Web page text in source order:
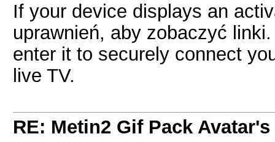
If your device displays an
uprawnień, aby zobaczyć
enter it to securely connect
live TV.
RE: Metin2 Gif Pack Avatar's